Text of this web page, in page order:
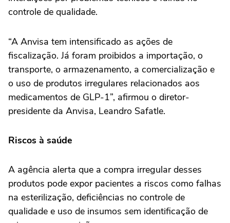
controle de qualidade.
“A Anvisa tem intensificado as ações de
fiscalização. Já foram proibidos a importação, o
transporte, o armazenamento, a comercialização e
o uso de produtos irregulares relacionados aos
medicamentos de GLP-1”, afirmou o diretor-
presidente da Anvisa, Leandro Safatle.
Riscos à saúde
A agência alerta que a compra irregular desses
produtos pode expor pacientes a riscos como falhas
na esterilização, deficiências no controle de
qualidade e uso de insumos sem identificação de